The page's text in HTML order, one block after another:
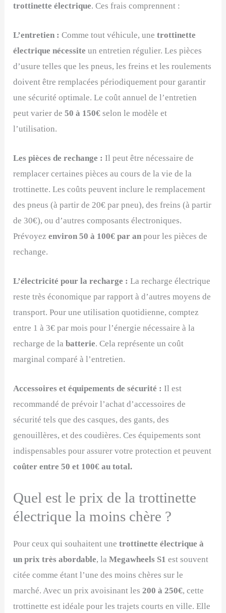
trottinette électrique. Ces frais comprennent :
L’entretien : Comme tout véhicule, unetrottinette
électrique nécessite un entretien régulier. Les pièces
d’usure telles que les pneus, les freins et les roulements
doivent être remplacées périodiquement pour garantir
une sécurité optimale. Le coût annuel de l’entretien
peut varier de50 à 150€selon le modèle et
l’utilisation.
Les pièces de rechange : Il peut être nécessaire de
remplacer certaines pièces au cours de la vie de la
trottinette. Les coûts peuvent inclure le remplacement
des pneus (à partir de 20€ par pneu), des freins (à partir
de 30€), ou d’autres composants électroniques.
Prévoyezenviron 50 à 100€ par an pour les pièces de
rechange.
L’électricité pour la recharge :La recharge électrique
reste très économique par rapport à d’autres moyens de
transport. Pour une utilisation quotidienne, comptez
entre 1 à 3€ par mois pour l’énergie nécessaire à la
recharge de labatterie. Cela représente un coût
marginal comparé à l’entretien.
Accessoires et équipements de sécurité : Il est
recommandé de prévoir l’achat d’accessoires de
sécurité tels que des casques, des gants, des
genouillères, et des coudières. Ces équipements sont
indispensables pour assurer votre protection et peuvent
coûter entre 50 et 100€ au total.
Quel est le prix de la trottinette
électrique la moins chère ?
Pour ceux qui souhaitent unetrottinette électrique à
un prix très abordable, laMegawheels S1est souvent
citée comme étant l’une des moins chères sur le
marché. Avec un prix avoisinant les 200 à 250€, cette
trottinette est idéale pour les trajets courts en ville. Elle